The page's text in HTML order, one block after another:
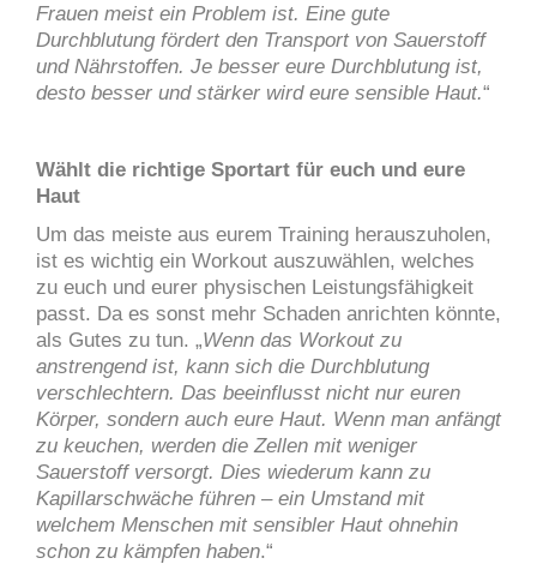
Frauen meist ein Problem ist. Eine gute
Durchblutung fördert den Transport von Sauerstoff
und Nährstoffen. Je besser eure Durchblutung ist,
desto besser und stärker wird eure sensible Haut.“
Wählt die richtige Sportart für euch und eure
Haut
Um das meiste aus eurem Training herauszuholen,
ist es wichtig ein Workout auszuwählen, welches
zu euch und eurer physischen Leistungsfähigkeit
passt. Da es sonst mehr Schaden anrichten könnte,
als Gutes zu tun. „Wenn das Workout zu
anstrengend ist, kann sich die Durchblutung
verschlechtern. Das beeinflusst nicht nur euren
Körper, sondern auch eure Haut. Wenn man anfängt
zu keuchen, werden die Zellen mit weniger
Sauerstoff versorgt. Dies wiederum kann zu
Kapillarschwäche führen – ein Umstand mit
welchem Menschen mit sensibler Haut ohnehin
schon zu kämpfen haben.“